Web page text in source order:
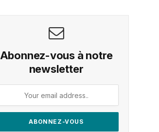
Abonnez-vous à notre
newsletter